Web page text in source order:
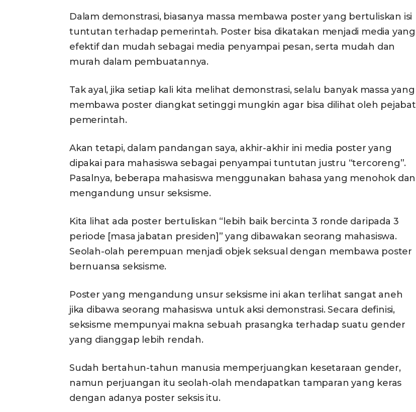
Dalam demonstrasi, biasanya massa membawa poster yang bertuliskan isi
tuntutan terhadap pemerintah. Poster bisa dikatakan menjadi media yang
efektif dan mudah sebagai media penyampai pesan, serta mudah dan
murah dalam pembuatannya.
Tak ayal, jika setiap kali kita melihat demonstrasi, selalu banyak massa yang
membawa poster diangkat setinggi mungkin agar bisa dilihat oleh pejabat
pemerintah.
Akan tetapi, dalam pandangan saya, akhir-akhir ini media poster yang
dipakai para mahasiswa sebagai penyampai tuntutan justru “tercoreng”.
Pasalnya, beberapa mahasiswa menggunakan bahasa yang menohok dan
mengandung unsur seksisme.
Kita lihat ada poster bertuliskan “lebih baik bercinta 3 ronde daripada 3
periode [masa jabatan presiden]” yang dibawakan seorang mahasiswa.
Seolah-olah perempuan menjadi objek seksual dengan membawa poster
bernuansa seksisme.
Poster yang mengandung unsur seksisme ini akan terlihat sangat aneh
jika dibawa seorang mahasiswa untuk aksi demonstrasi. Secara definisi,
seksisme mempunyai makna sebuah prasangka terhadap suatu gender
yang dianggap lebih rendah.
Sudah bertahun-tahun manusia memperjuangkan kesetaraan gender,
namun perjuangan itu seolah-olah mendapatkan tamparan yang keras
dengan adanya poster seksis itu.